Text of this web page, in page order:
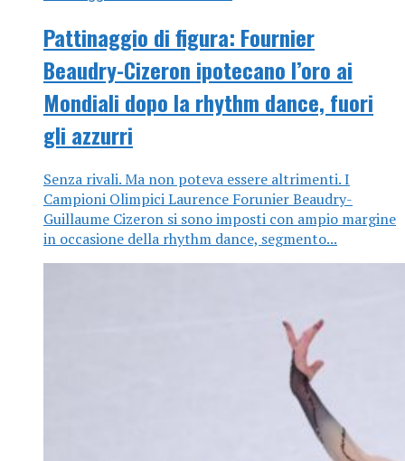
Pattinaggio di figura: Fournier
Beaudry-Cizeron ipotecano l’oro ai
Mondiali dopo la rhythm dance, fuori
gli azzurri
Senza rivali. Ma non poteva essere altrimenti. I
Campioni Olimpici Laurence Forunier Beaudry-
Guillaume Cizeron si sono imposti con ampio margine
in occasione della rhythm dance, segmento...